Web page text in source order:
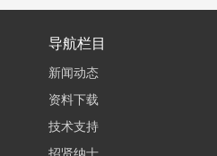
导航栏目
新闻动态
资料下载
技术支持